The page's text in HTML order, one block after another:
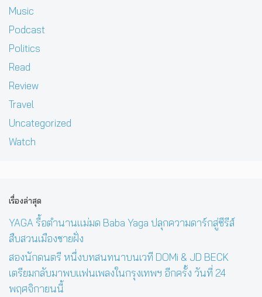
Music
Podcast
Politics
Read
Review
Travel
Uncategorized
Watch
เรื่องล่าสุด
YAGA รื้อตำนานแม่มด Baba Yaga ปลุกความดาร์กสู่ซีรีส์
สืบสวนเมืองชายฝั่ง
สองนักดนตรี หนึ่งบทสนทนาบนเวที DOMi & JD BECK
เตรียมกลับมาพบแฟนเพลงในกรุงเทพฯ อีกครั้ง วันที่ 24
พฤศจิกายนนี้